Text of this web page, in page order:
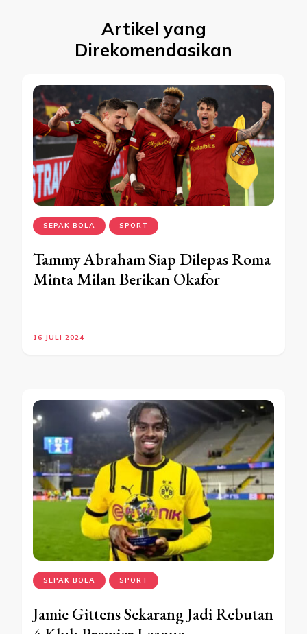
Artikel yang
Direkomendasikan
SEPAK BOLA SPORT
Tammy Abraham Siap Dilepas Roma
Minta Milan Berikan Okafor
16 JULI 2024
SEPAK BOLA SPORT
Jamie Gittens Sekarang Jadi Rebutan